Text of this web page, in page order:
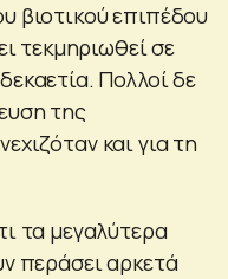
βιοτικού επιπέδου
τεκμηριωθεί σε
Πολλοί δε
της
και για τη
τα μεγαλύτερα
περάσει αρκετά